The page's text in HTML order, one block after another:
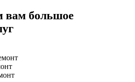
вам большое